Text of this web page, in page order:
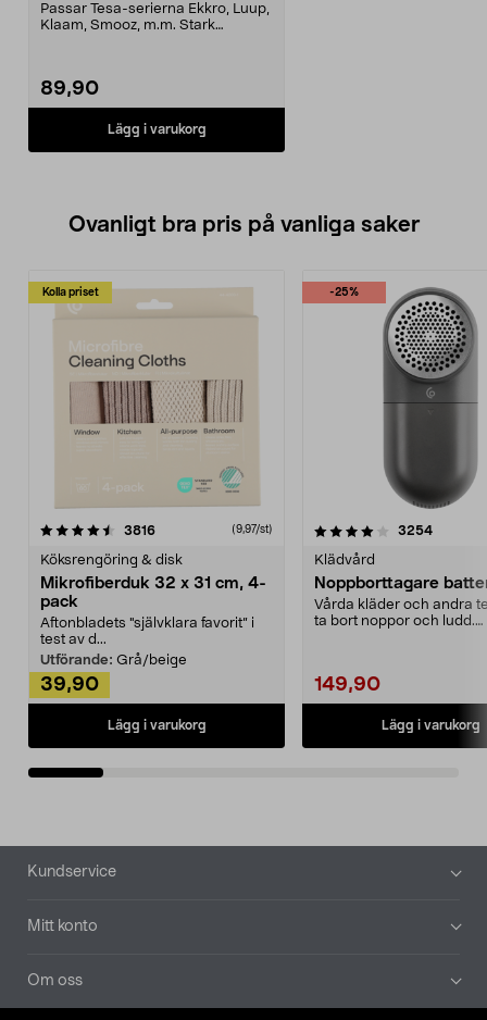
Passar Tesa-serierna Ekkro, Luup,
Klaam, Smooz, m.m. Stark
89,90
Lägg i varukorg
Ovanligt bra pris på vanliga saker
Kolla priset
3816recensioner (9,97/st)
Köksrengöring & disk
Mikrofiberduk 32 x 31 cm, 4-
pack
Aftonbladets "självklara favorit” i
test av d...
Utförande: Grå/beige
39,90
Lägg i varukorg
-25%
4.0av 5 stjärnor 3254
Klädvård
Noppborttagare
Vårda kläder och andra
ta bort noppor och ludd.
149,90
Lägg i varukorg
4.5av 5 stjärnor
Sidfot
Kundservice
Mitt konto
Om oss